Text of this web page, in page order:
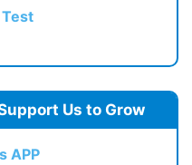
Test
Us to Grow
APP